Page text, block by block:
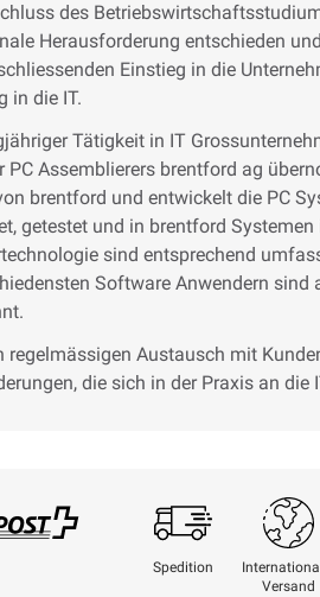
des
Herausforderung entschieden
Einstieg in die
in die IT.
Tätigkeit in IT
PC Assemblierers brentford ag
brentford und entwickelt die PC
getestet und in brentford
sind entsprechend
Software Anwendern
regelmässigen Austausch mit
die sich in der Praxis an die
Spedition
Versand